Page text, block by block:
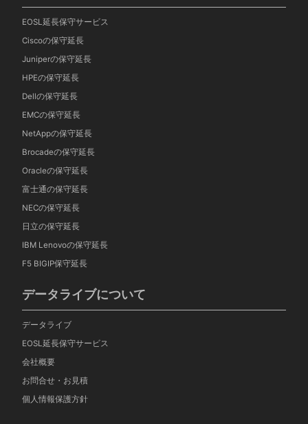
EOSL延長保守サービス
Ciscoの保守延長
Juniperの保守延長
HPEの保守延長
Dellの保守延長
EMCの保守延長
NetAppの保守延長
Brocadeの保守延長
Oracleの保守延長
富士通の保守延長
NECの保守延長
日立の保守延長
IBM Lenovoの保守延長
F5 BIGIP保守延長
データライブについて
データライブ
EOSL延長保守サービス
会社概要
お問合せ・お見積
個人情報保護方針